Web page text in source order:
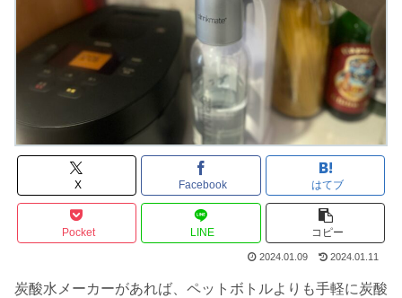
X Facebook はてブ
Pocket LINE コピー
2024.01.09 2024.01.11
炭酸水メーカーがあれば、ペットボトルよりも手軽に炭酸